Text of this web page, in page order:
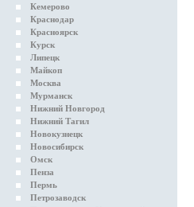
Кемерово
Краснодар
Красноярск
Курск
Липецк
Майкоп
Москва
Мурманск
Нижний Новгород
Нижний Тагил
Новокузнецк
Новосибирск
Омск
Пенза
Пермь
Петрозаводск